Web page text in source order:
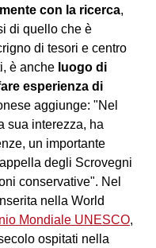
con la ricerca,
di quello che è
di tesori e centro
è anche luogo di
esperienza di
aggiunge: "Nel
sua interezza, ha
un importante
degli Scrovegni
conservative". Nel
nella World
Mondiale UNESCO,
ospitati nella